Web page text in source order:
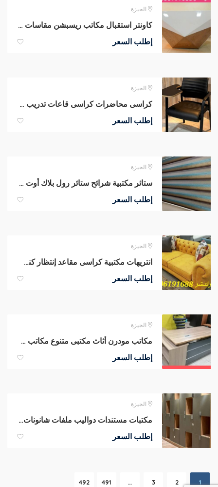
الجيزة
كاونتر استقبال مكاتب ريسبشن مقاسات كبيره وصغيره الحجم من مهنا فرنتشر
إطلب السعر
الجيزة
كراسى محاضرات كراسى قاعات تدريب كراسى سنتر تعليمى أرخص أسعار
إطلب السعر
الجيزة
ستائر مكتبية شرائح ستائر رول بلاك أوت ستائر صن سكرين الوان وخامات ممتازة
إطلب السعر
الجيزة
انتريهات مكتبية كراسى مقاعد إنتظار كنب ريسبشن كراسى صوفا جلد طبيعي
إطلب السعر
الجيزة
مكاتب مودرن أثاث مكتبى متنوع مكاتب مدير كراسى شبك تجهيز مكاتب مدير
إطلب السعر
الجيزة
مكتبات مستندات دواليب ملفات شانونات ادراج مكتبات مودرن أثاث شركات
إطلب السعر
1
2
3
…
491
492